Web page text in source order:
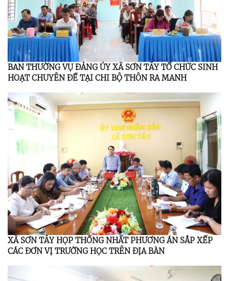
BAN THƯỜNG VỤ ĐẢNG ỦY XÃ SƠN TÂY TỔ CHỨC SINH
HOẠT CHUYÊN ĐỀ TẠI CHI BỘ THÔN RA MANH
XÃ SƠN TÂY HỌP THỐNG NHẤT PHƯƠNG ÁN SẮP XẾP
CÁC ĐƠN VỊ TRƯỜNG HỌC TRÊN ĐỊA BÀN